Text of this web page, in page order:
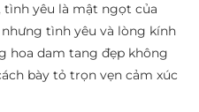
tình yêu là mật ngọt của
tình yêu và lòng kính
hoa dam tang đẹp không
bày tỏ trọn vẹn cảm xúc